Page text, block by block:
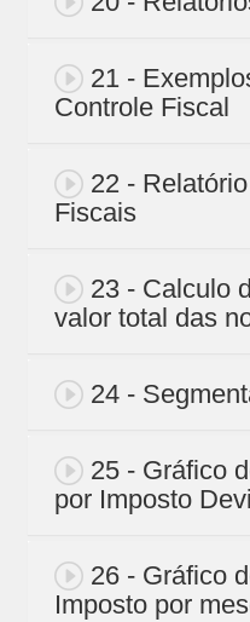
21 -
Controle Fiscal
22 -
Fiscais
23 - Calculo
valor total das
24 -
25 - Gráfico
por Imposto
26 - Gráfico
Imposto por